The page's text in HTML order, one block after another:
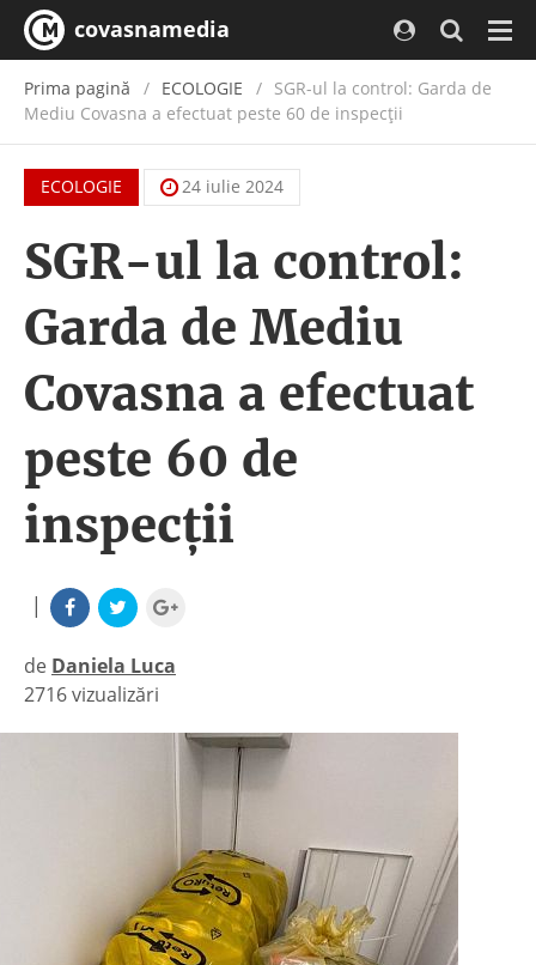
covasnamedia
Prima pagină ECOLOGIE
SGR-ul la control: Garda de
Mediu Covasna a efectuat peste 60 de inspecţii
ECOLOGIE 24 iulie 2024
SGR-ul la control:
Garda de Mediu
Covasna a efectuat
peste 60 de
inspecţii
|
de Daniela Luca
|
2716 vizualizări